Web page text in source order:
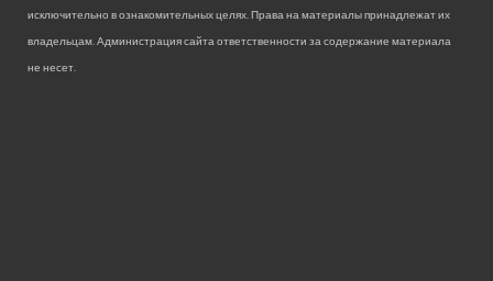
исключительно в ознакомительных целях. Права на материалы принадлежат их
владельцам. Администрация сайта ответственности за содержание материала
не несет.